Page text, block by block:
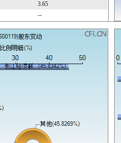
3.65
--